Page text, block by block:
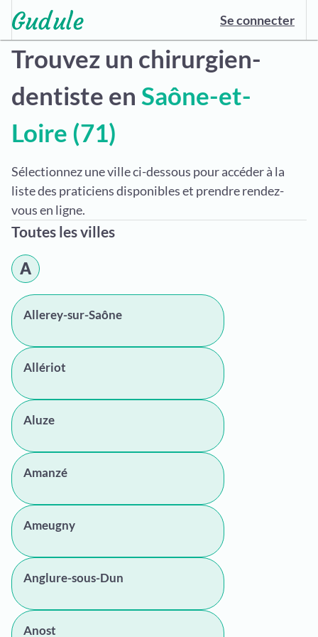
Se connecter
Trouvez un chirurgien-
dentiste en Saône-et-
Loire (71)
Sélectionnez une ville ci-dessous pour accéder à la
liste des praticiens disponibles et prendre rendez-
vous en ligne.
Toutes les villes
A
Allerey-sur-Saône
Allériot
Aluze
Amanzé
Ameugny
Anglure-sous-Dun
Anost